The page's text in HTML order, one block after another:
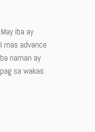
iba ay
mas advance
naman ay
sa wakas